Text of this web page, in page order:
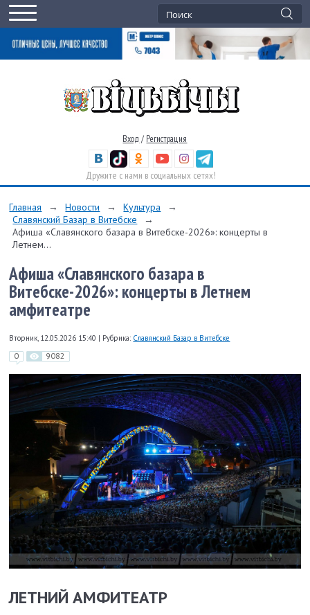
Вход / Регистрация
Дружите с нами в социальных сетях!
Главная → Новости → Культура
→
Славянский Базар в Витебске
→
Афиша «Славянского базара в Витебске-2026»: концерты в
Летнем...
Афиша «Славянского базара в
Витебске-2026»: концерты в Летнем
амфитеатре
Вторник, 12.05.2026 15:40 | Рубрика: Славянский Базар в Витебске
0 9082
ЛЕТНИЙ АМФИТЕАТР